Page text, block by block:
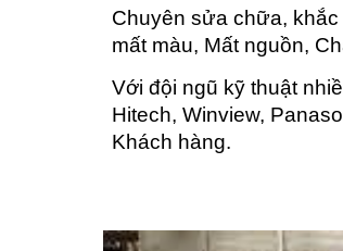
Chuyên sửa chữa,
mất màu, Mất nguồn,
Với đội ngũ kỹ thuật
Hitech, Winview,
Khách hàng.